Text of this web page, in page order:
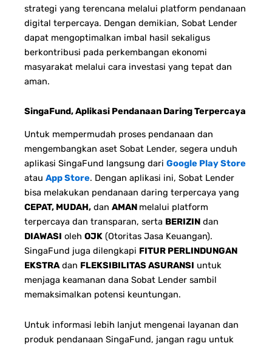
strategi yang terencana melalui platform pendanaan
digital terpercaya. Dengan demikian, Sobat Lender
dapat mengoptimalkan imbal hasil sekaligus
berkontribusi pada perkembangan ekonomi
masyarakat melalui cara investasi yang tepat dan
aman.
SingaFund, Aplikasi Pendanaan Daring Terpercaya
Untuk mempermudah proses pendanaan dan
mengembangkan aset Sobat Lender, segera unduh
aplikasi SingaFund langsung dari Google Play Store
atau App Store. Dengan aplikasi ini, Sobat Lender
bisa melakukan pendanaan daring terpercaya yang
CEPAT, MUDAH, dan AMAN melalui platform
terpercaya dan transparan, serta BERIZIN dan
DIAWASI oleh OJK (Otoritas Jasa Keuangan).
SingaFund juga dilengkapi FITUR PERLINDUNGAN
EKSTRAdan FLEKSIBILITAS ASURANSI untuk
menjaga keamanan dana Sobat Lender sambil
memaksimalkan potensi keuntungan.
Untuk informasi lebih lanjut mengenai layanan dan
produk pendanaan SingaFund, jangan ragu untuk